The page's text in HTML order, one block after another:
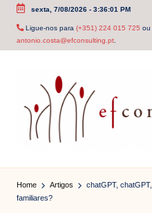
Skip
sexta, 7/08/2026- 3:36:02 PM
Ligue-nos para (+351) 224 015 725 ou
antonio.costa@efconsulting.pt.
f
Home Artigos
chatGPT,
familiares?